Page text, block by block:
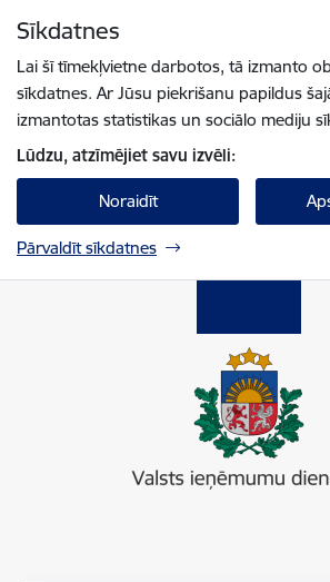
Sīkdatnes
Lai šī tīmekļvietne darbotos, tā izmanto
sīkdatnes. Ar Jūsu piekrišanu papildus
izmantotas statistikas un sociālo mediju
Lūdzu, atzīmējiet savu izvēli:
Noraidīt
Pārvaldīt sīkdatnes